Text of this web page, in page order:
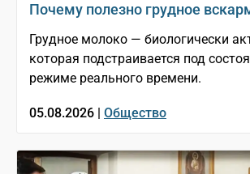
Почему полезно грудное
Грудное молоко — биологически
которая подстраивается под
режиме реального времени.
05.08.2026 | Общество